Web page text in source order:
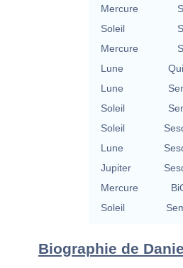
Mercure
Soleil
Mercure
Lune
Lune
Soleil
Soleil
Lune
Jupiter
Mercure
Soleil
Biographie de